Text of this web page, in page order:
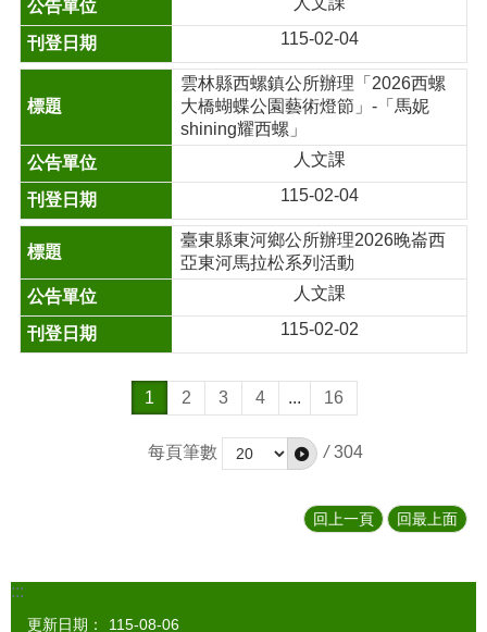
115-02-04
雲林縣西螺鎮公所辦理「2026西螺
大橋蝴蝶公園藝術燈節」-「馬妮
shining耀西螺」
人文課
115-02-04
臺東縣東河鄉公所辦理2026晚崙西
亞東河馬拉松系列活動
人文課
115-02-02
1 2 3 4 ... 16
每頁筆數 / 304
回上一頁 回最上面
:::
更新日期： 115-08-06